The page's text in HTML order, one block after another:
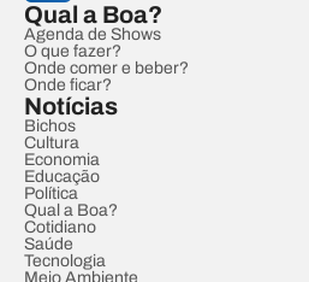
Qual a Boa?
Agenda de Shows
O que fazer?
Onde comer e beber?
Onde ficar?
Notícias
Bichos
Cultura
Economia
Educação
Política
Qual a Boa?
Cotidiano
Saúde
Tecnologia
Meio Ambiente